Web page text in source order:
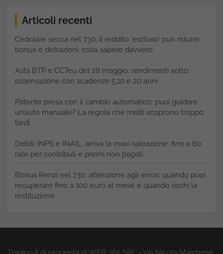
Articoli recenti
Cedolare secca nel 730, il reddito ‘escluso’ può ridurre
bonus e detrazioni: cosa sapere davvero
Asta BTP e CCTeu del 28 maggio: rendimenti sotto
osservazione con scadenze 5,10 e 20 anni
Patente presa con il cambio automatico: puoi guidare
un’auto manuale? La regola che molti scoprono troppo
tardi
Debiti INPS e INAIL, arriva la maxi rateazione: fino a 60
rate per contributi e premi non pagati
Bonus Renzi nel 730, attenzione agli errori: quando puoi
recuperare fino a 100 euro al mese e quando rischi la
restituzione